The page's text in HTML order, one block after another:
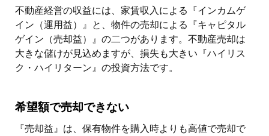
不動産経営の収益には、家賃収入による『インカムゲ
イン（運用益）』と、物件の売却による『キャピタル
ゲイン（売却益）』の二つがあります。不動産売却は
大きな儲けが見込めますが、損失も大きい『ハイリス
ク・ハイリターン』の投資方法です。
希望額で売却できない
『売却益』は、保有物件を購入時よりも高値で売却で